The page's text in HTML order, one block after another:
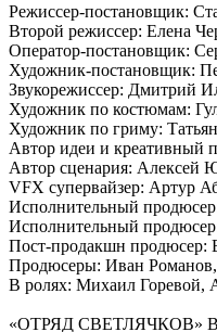
Режиссер-постановщик:
Второй режиссер: Елена
Оператор-постановщик:
Художник-постановщик:
Звукорежиссер: Дмитрий
Художник по костюмам:
Художник по гриму:
Автор идеи и креативный
Автор сценария: Алексей
VFX супервайзер: Артур
Исполнительный
Исполнительный
Пост-продакшн продюсер:
Продюсеры: Иван
В ролях: Михаил Горевой,
«ОТРЯД СВЕТЛЯЧКОВ»